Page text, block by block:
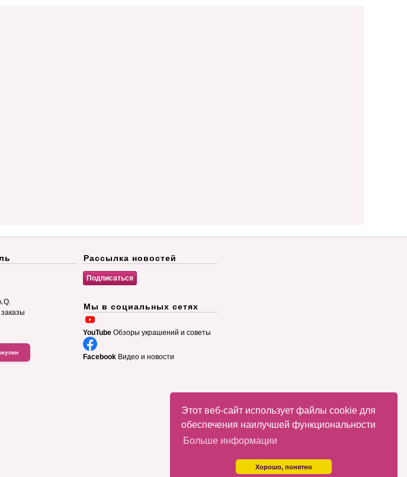
Этот веб-сайт использует файлы cookie для
обеспечения наилучшей функциональности
Больше информации
Хорошо, понятно
Рассылка новостей
Мы в социальных сетях
YouTube Обзоры украшений и советы
Facebook Видео и новости